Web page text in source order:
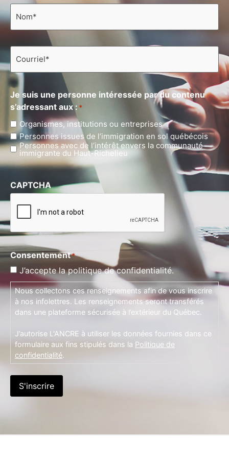
Nom
Courriel
Je suis une personne intéressée par du contenu
s’adressant aux : *
Organismes, institutions ou entreprises
Personnes issues de l’immigration en sol québécois
Personnes avec de l’intérêt envers la communauté
immigrante du Haut-Richelieu
CAPTCHA
Consentement*
J’accepte la politique de confidentialité.
Nous collectons ces renseignements afin de vous inscrire
à nos infolettres. Les renseignements seront transférés
dans une plateforme sécurisée à l’extérieur du Québec.
J’autorise L'ANCRE à utiliser les données fournies dans ce
formulaire aux fins stipulés dans la Politique de
confidentialité.
S'inscrire